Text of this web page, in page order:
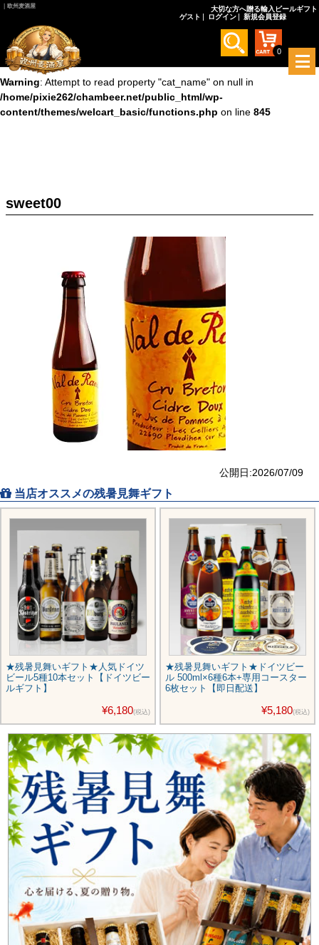
/home/pixie262/chambeer.net/public_html/wp-
content/themes/welcart_basic/functions.php
on line 845
Warning: Attempt to read property "cat_name" on null in
/home/pixie262/chambeer.net/public_html/wp-
content/themes/welcart_basic/functions.php on line 845
｜欧州麦酒屋
大切な方へ贈る輸入ビールギフト
ゲスト
ログイン 新規会員登録
0
メ
ニ
sweet00
公開日:2026/07/09
当店オススメの残暑見舞ギフト
★残暑見舞いギフト★人気ドイツ
ビール5種10本セット【ドイツビー
ルギフト】
¥6,180(税込)
★残暑見舞いギフト★ドイツビー
ル 500ml×6種6本+専用コースター
6枚セット【即日配送】
¥5,180(税込)